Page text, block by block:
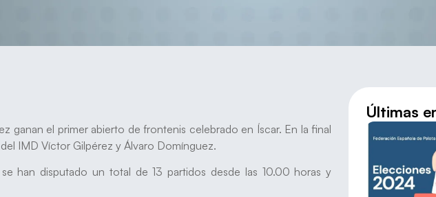
ganan el primer abierto de frontenis celebrado en Íscar. En la final
IMD Víctor Gilpérez y Álvaro Domínguez.
han disputado un total de 13 partidos desde las 10.00 horas y
Últimas